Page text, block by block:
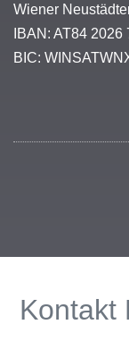
Wiener
IBAN: AT84
BIC:
Kontakt